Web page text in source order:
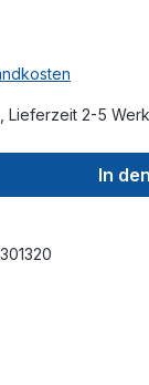
Lieferzeit 2-5
In